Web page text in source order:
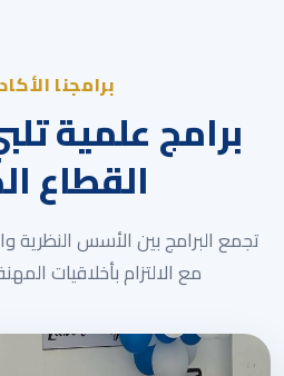
برامجنا
برامج علمية
القطاع
تجمع البرامج بين الأسس النظرية
مع الالتزام بأخلاقيات